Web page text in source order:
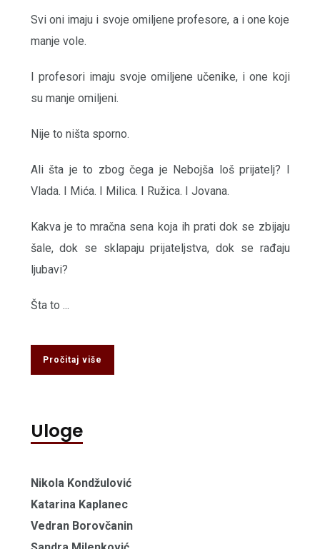
Svi oni imaju i svoje omiljene profesore, a i one koje
manje vole.
I profesori imaju svoje omiljene učenike, i one koji
su manje omiljeni.
Nije to ništa sporno.
Ali šta je to zbog čega je Nebojša loš prijatelj? I
Vlada. I Mića. I Milica. I Ružica. I Jovana.
Kakva je to mračna sena koja ih prati dok se zbijaju
šale, dok se sklapaju prijateljstva, dok se rađaju
ljubavi?
Šta to ...
Pročitaj više
Uloge
Nikola Kondžulović
Katarina Kaplanec
Vedran Borovčanin